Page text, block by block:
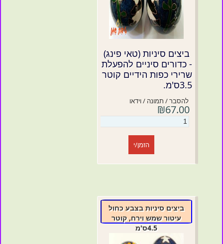
ביצים סיניות (טאי פינג)
- כדורים סיניים להפעלת
שרירי כפות הידיים קוטר
3.5ס'מ.
להסבר / תמונה / וידאו
₪67.00
הזמן/י
ביצים סיניות בצבע כחול
עיטור שמש וירח, קוטר
4.5ס'מ